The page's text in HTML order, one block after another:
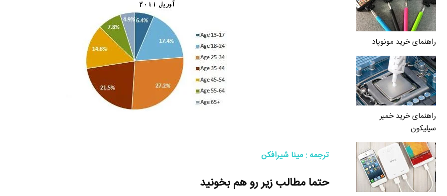
راهنمای خرید مونوپاد
راهنمای خرید خمیر
سیلیکون
ترجمه : مینا شیرافکن
حتما مطالب زیر رو هم بخونید